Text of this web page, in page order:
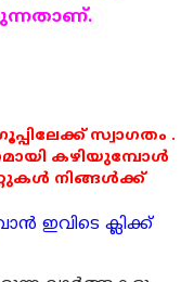
സ്വാഗതം .
കഴിയുമ്പോൾ
നിങ്ങൾക്ക്
ഇവിടെ ക്ലിക്ക്